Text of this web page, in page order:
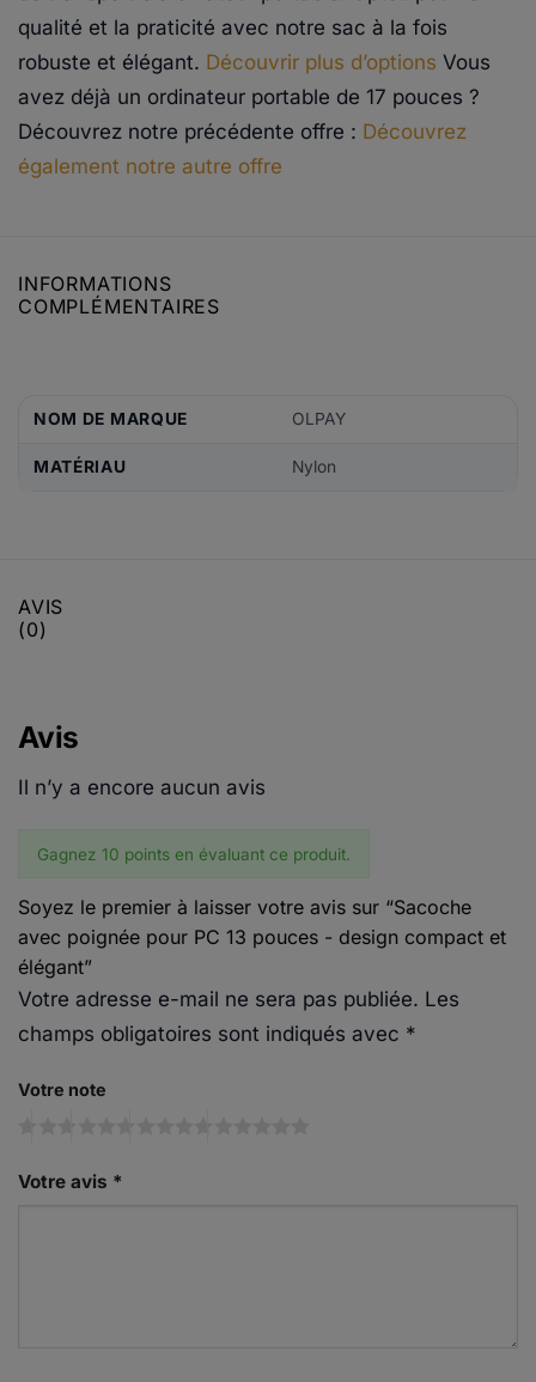
qualité et la praticité avec notre sac à la fois
robuste et élégant. Découvrir plus d’options Vous
avez déjà un ordinateur portable de 17 pouces ?
Découvrez notre précédente offre : Découvrez
également notre autre offre
INFORMATIONS
COMPLÉMENTAIRES
NOM DE MARQUE OLPAY
MATÉRIAU Nylon
AVIS
(0)
Avis
Il n’y a encore aucun avis
Gagnez 10 points en évaluant ce produit.
Soyez le premier à laisser votre avis sur “Sacoche
avec poignée pour PC 13 pouces - design compact et
élégant”
Votre adresse e-mail ne sera pas publiée. Les
champs obligatoires sont indiqués avec *
Votre note
Votre avis *